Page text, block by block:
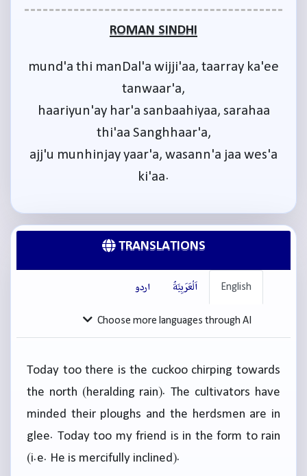
ROMAN SINDHI
mund'a thi manDal'a wijji'aa, taarray ka'ee
tanwaar'a,
haariyun'ay har'a sanbaahiyaa, sarahaa
thi'aa Sanghhaar'a,
ajj'u munhinjay yaar'a, wasann'a jaa wes'a
ki'aa.
TRANSLATIONS
English اَلْعَرَبِيَّةُ اردو
Choose more languages through AI
Today too there is the cuckoo chirping towards
the north (heralding rain). The cultivators have
minded their ploughs and the herdsmen are in
glee. Today too my friend is in the form to rain
(i.e. He is mercifully inclined).